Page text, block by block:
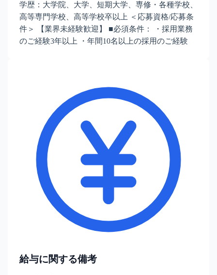
学歴：大学院、大学、短期大学、専修・各種学校、
高等専門学校、高等学校卒以上 ＜応募資格/応募条
件＞ 【業界未経験歓迎】 ■必須条件： ・採用業務
のご経験3年以上 ・年間10名以上の採用のご経験
給与に関する備考